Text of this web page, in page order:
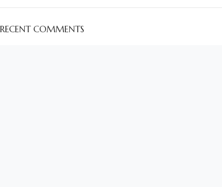
RECENT COMMENTS